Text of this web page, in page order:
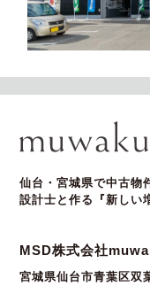
仙台・宮城県で中古物
設計士と作る『新しい
MSD株式会社
宮城県仙台市青葉区双